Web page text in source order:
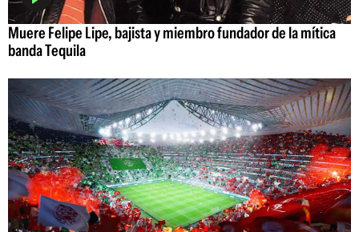
Muere Felipe Lipe, bajista y miembro fundador de la mítica
banda Tequila